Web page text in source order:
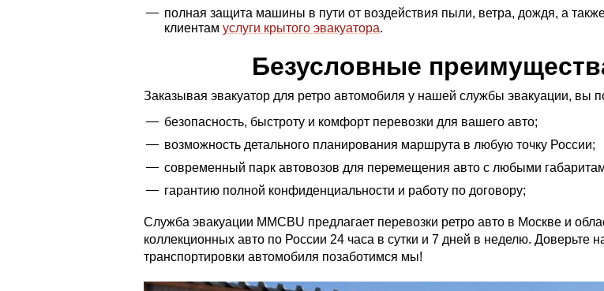
полная защита машины в пути от воздействия пыли, ветра, дождя, а
клиентам услуги крытого эвакуатора.
Безусловные
Заказывая эвакуатор для ретро автомобиля у нашей службы эвакуации, вы
безопасность, быстроту и комфорт перевозки для вашего авто;
возможность детального планирования маршрута в любую точку России;
современный парк автовозов для перемещения авто с любыми
гарантию полной конфиденциальности и работу по договору;
Служба эвакуации MMCBU предлагает перевозки ретро авто в Москве и
коллекционных авто по России 24 часа в сутки и 7 дней в неделю.
транспортировки автомобиля позаботимся мы!